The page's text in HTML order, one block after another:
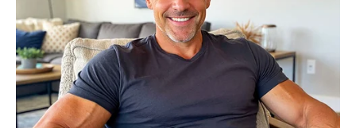
відсічі, але вже за секунду її губи стиснулися у вузьку
ниточку, а в очах спалахнув недобрий вогонь. Вона
повільно піднялася з-за столу, поправляючи хустку, і
глянула на сина так, ніби він щойно її зрадив на очах у
всієї громади.
— Чуєш, Богдане? — вигукнула вона, і її голос став схожим